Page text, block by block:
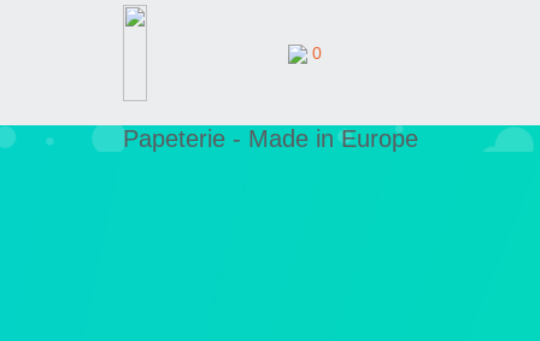
0
Papeterie - Made in Europe